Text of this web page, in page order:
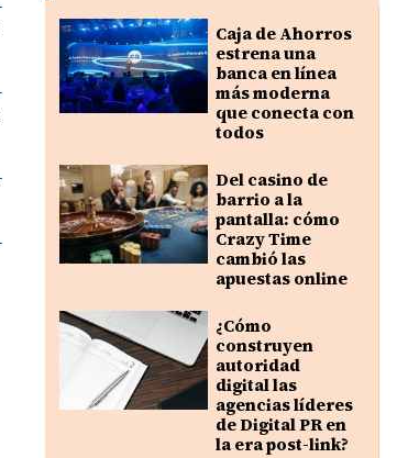
Caja de Ahorros
estrena una
banca en línea
más moderna
que conecta con
todos
Del casino de
barrio a la
pantalla: cómo
Crazy Time
cambió las
apuestas online
¿Cómo
construyen
autoridad
digital las
agencias líderes
de Digital PR en
la era post-link?